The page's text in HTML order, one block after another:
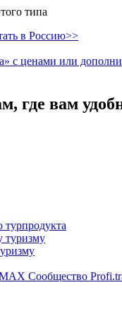
типа
в Россию>>
с ценами или
где вам
турпродукта
туризму
Сообщество